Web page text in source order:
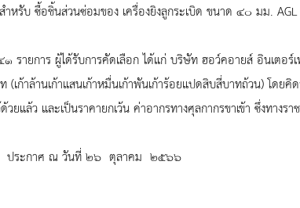
รับ ซื้อชิ้นส่วนซ่อมของ เครื่องยิงลูกระเบิด ขนาด ๔๐ มม.
ายการ ผู้ได้รับการคัดเลือก ได้แก่ บริษัท ฮอว์คอายส์ อินเตอร์
าล้านเก้าแสนเก้าหมื่นเก้าพันเก้าร้อยแปดสิบสี่บาทถ้วน) โดยคิ
ล้ว และเป็นราคายกเว้น ค่าอากรทางศุลกากรขาเข้า ซึ่งทางรา
ประกาศ ณ วันที่ ๒๖ ตุลาคม ๒๕๖๖